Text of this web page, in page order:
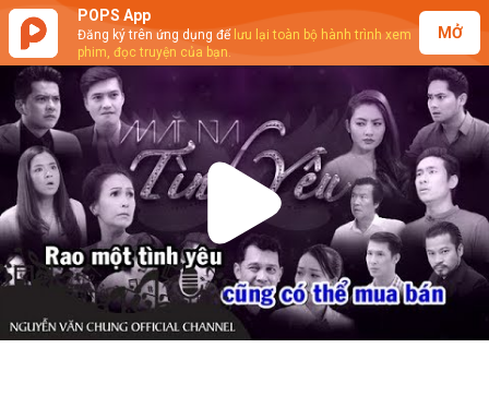
POPS App
Đăng ký trên ứng dụng để lưu lại toàn bộ hành trình xem
phim, đọc truyện của bạn.
MỞ
Play
Video